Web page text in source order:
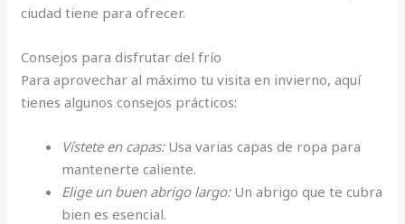
ciudad tiene para ofrecer.
Consejos para disfrutar del frío
Para aprovechar al máximo tu visita en invierno, aquí
tienes algunos consejos prácticos:
Vístete en capas:Usa varias capas de ropa para
mantenerte caliente.
Elige un buen abrigo largo:Un abrigo que te cubra
bien es esencial.